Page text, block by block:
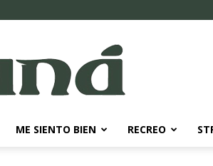
ME SIENTO BIEN RECREO